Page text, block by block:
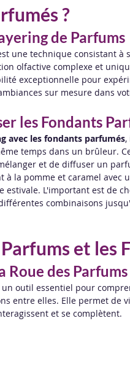
?
de Parfums
une technique consistant à
olfactive complexe et
exceptionnelle pour
sur mesure dans
les Fondants
avec les fondants parfumés
temps dans un brûleur.
et de diffuser un
à la pomme et caramel avec
estivale. L'important est de
combinaisons
Parfums et les
Roue des Parfums
outil essentiel pour
entre elles. Elle permet de
et se complètent.